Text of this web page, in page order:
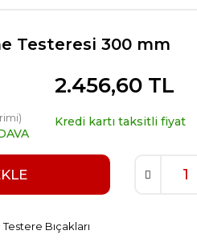
Testeresi 300 mm
2.456,60 TL
Kredi kartı taksitli fiyat
Bıçakları